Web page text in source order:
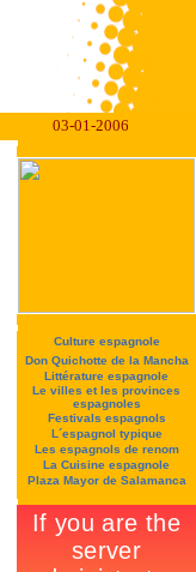
03-01-2006
Culture espagnole
Don Quichotte de la Mancha
Littérature espagnole
Le villes et les provinces
espagnoles
Festivals espagnols
L´espagnol typique
Les espagnols de renom
La Cuisine espagnole
Plaza Mayor de Salamanca